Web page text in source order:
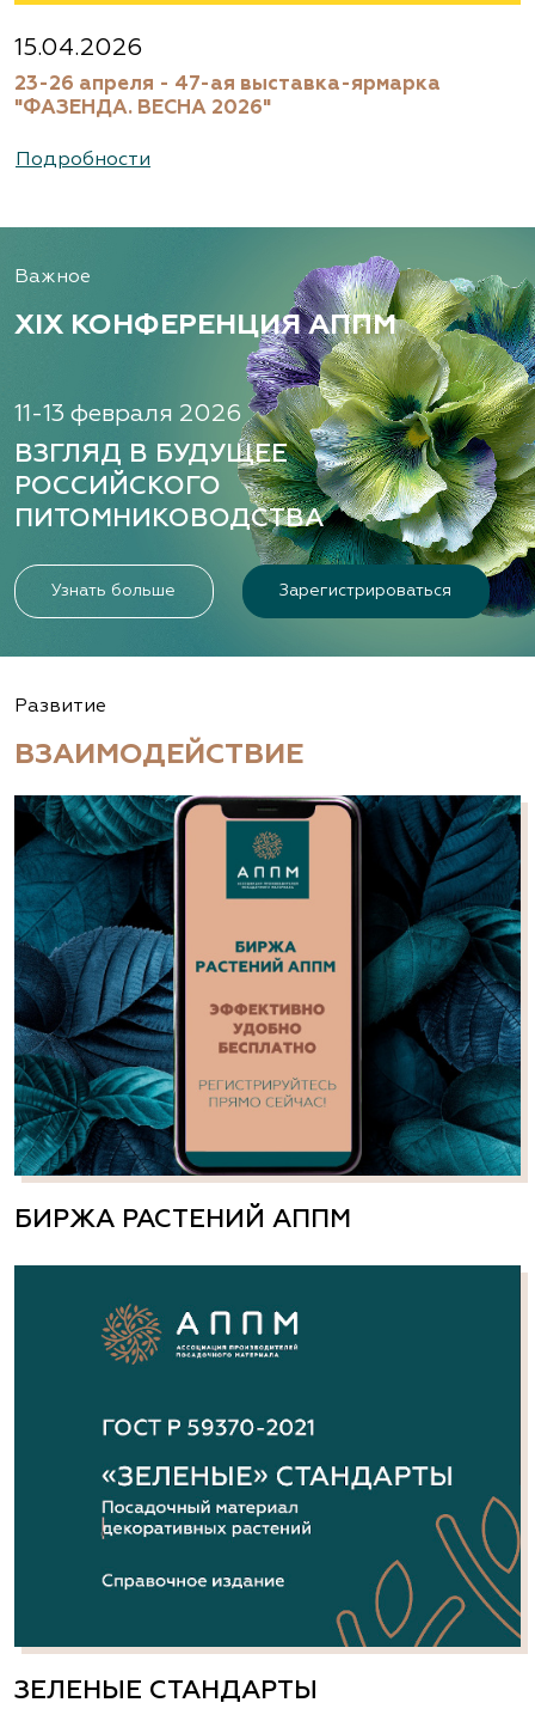
15.04.2026
23-26 апреля - 47-ая выставка-ярмарка
"ФАЗЕНДА. ВЕСНА 2026"
Подробности
Важное
XIX КОНФЕРЕНЦИЯ АППМ
11-13 февраля 2026
ВЗГЛЯД В БУДУЩЕЕ
РОССИЙСКОГО
ПИТОМНИКОВОДСТВА
Узнать больше Зарегистрироваться
Развитие
ВЗАИМОДЕЙСТВИЕ
БИРЖА РАСТЕНИЙ АППМ
ЗЕЛЕНЫЕ СТАНДАРТЫ